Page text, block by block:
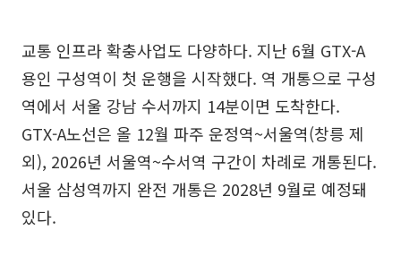
교통 인프라 확충사업도 다양하다. 지난 6월 GTX-A
용인 구성역이 첫 운행을 시작했다. 역 개통으로 구성
역에서 서울 강남 수서까지 14분이면 도착한다.
GTX-A노선은 올 12월 파주 운정역~서울역(창릉 제
외), 2026년 서울역~수서역 구간이 차례로 개통된다.
서울 삼성역까지 완전 개통은 2028년 9월로 예정돼
있다.